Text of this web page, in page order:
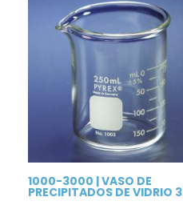
1000-3000 | VASO DE
PRECIPITADOS DE VIDRIO